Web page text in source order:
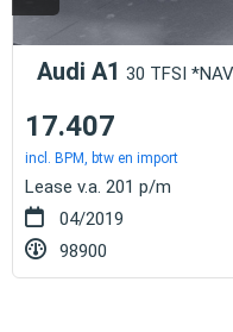
Audi A1 30 TFSI
17.407
incl. BPM, btw en import
Lease v.a. 201 p/m
04/2019
98900